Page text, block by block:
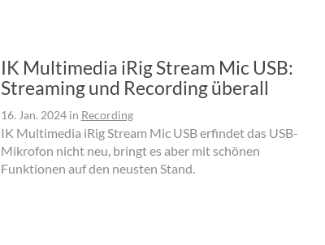
IK Multimedia iRig Stream Mic USB:
Streaming und Recording überall
16. Jan. 2024in Recording
IK Multimedia iRig Stream Mic USB erfindet das USB-
Mikrofon nicht neu, bringt es aber mit schönen
Funktionen auf den neusten Stand.